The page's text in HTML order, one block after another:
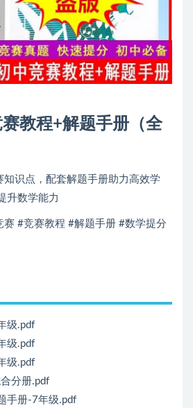
赛教程+解题手册（全
知识点，配套解题手册助力高效学
升数学能力
赛 #竞赛教程 #解题手册 #数学提分
级.pdf
级.pdf
级.pdf
分册.pdf
手册-7年级.pdf